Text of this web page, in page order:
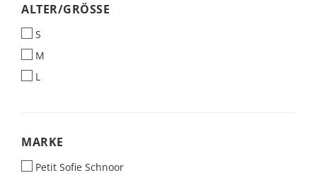
ALTER/GRÖSSE
ALTER/GRÖSSE
S
M
L
MARKE
MARKE
Petit Sofie Schnoor